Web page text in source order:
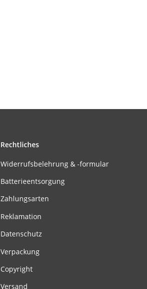
Rechtliches
Widerrufsbelehrung & -formular
Batterieentsorgung
Zahlungsarten
Reklamation
Datenschutz
Verpackung
Copyright
Versand